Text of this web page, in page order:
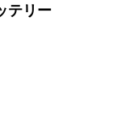
テリー